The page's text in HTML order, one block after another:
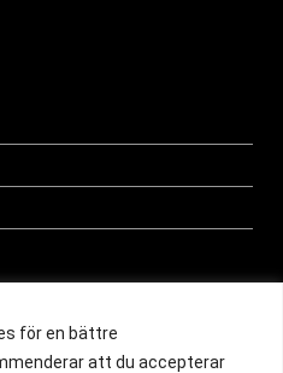
för en bättre
att du accepterar